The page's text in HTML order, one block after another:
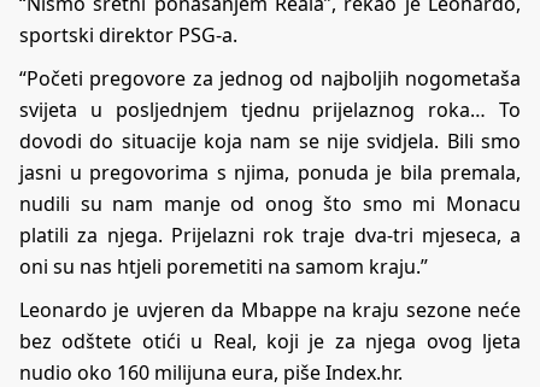
sportski direktor PSG-a.
“Početi pregovore za jednog od najboljih nogometaša
svijeta u posljednjem tjednu prijelaznog roka… To
dovodi do situacije koja nam se nije svidjela. Bili smo
jasni u pregovorima s njima, ponuda je bila premala,
nudili su nam manje od onog što smo mi Monacu
platili za njega. Prijelazni rok traje dva-tri mjeseca, a
oni su nas htjeli poremetiti na samom kraju.”
Leonardo je uvjeren da Mbappe na kraju sezone neće
bez odštete otići u Real, koji je za njega ovog ljeta
nudio oko 160 milijuna eura, pišeIndex.hr.